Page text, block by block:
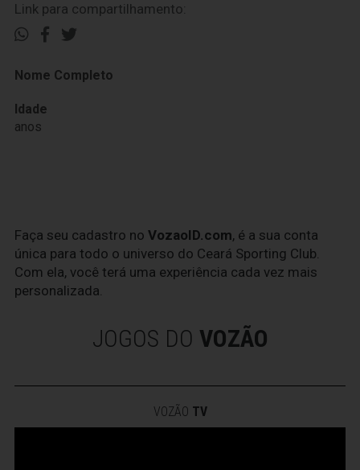
Link para compartilhamento:
Nome Completo
Idade
anos
Faça seu cadastro no VozaoID.com, é a sua conta
única para todo o universo do Ceará Sporting Club.
Com ela, você terá uma experiência cada vez mais
personalizada.
JOGOS DO VOZÃO
VOZÃO TV